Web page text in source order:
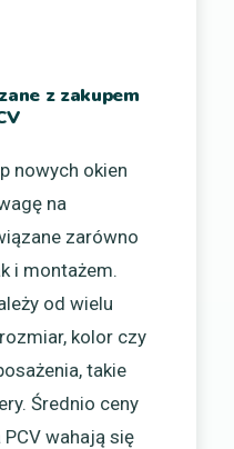
z zakupem
nowych okien
na
zarówno
i montażem.
od wielu
kolor czy
takie
Średnio ceny
wahają się